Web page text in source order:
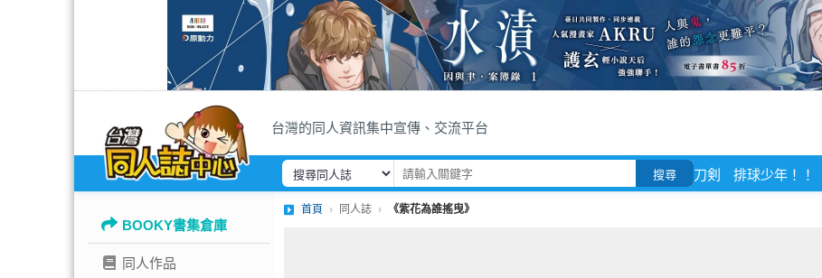
台灣的同人資訊集中宣傳、交流平台
搜尋 刀剣 排球少年！！
BOOKY書集倉庫
同人作品
首頁 同人誌 《紫花為誰搖曳》